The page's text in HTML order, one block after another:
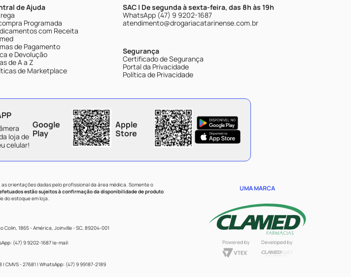
de Ajuda
Programada
com Receita
de Pagamento
e Devolução
de A a Z
de Marketplace
SAC | De segunda à sexta-feira, das 8h às 19h
WhatsApp (47) 9 9202-1687
atendimento@drogariacatarinense.com.br
Segurança
Certificado de Segurança
Portal da Privacidade
Política de Privacidade
loja de
celular!
Google
Play
Apple
Store
orientações dadas pelo profissional da área médica. Somente o
estão sujeitos à confirmação da disponibilidade de produto
do estoque em loja.
Colin, 1865 - América, Joinville - SC, 89204-001
(47) 9 9202-1687 |e-mail:
CMVS - 27681 | WhatsApp: (47) 9 99187-2189
UMA MARCA
Powered by Developed by